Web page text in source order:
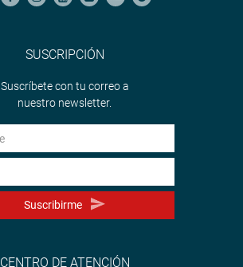
SUSCRIPCIÓN
Suscríbete con tu correo a
nuestro newsletter.
Suscribirme
CENTRO DE ATENCIÓN